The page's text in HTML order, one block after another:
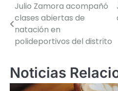
Navegación
de
entradas
Julio Zamora acompañó
clases abiertas de
natación en
polideportivos del distrito
Noticias